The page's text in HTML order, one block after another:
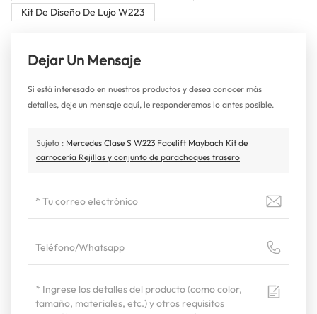
Kit De Diseño De Lujo W223
Dejar Un Mensaje
Si está interesado en nuestros productos y desea conocer más
detalles, deje un mensaje aquí, le responderemos lo antes posible.
Sujeto : Mercedes Clase S W223 Facelift Maybach Kit de
carrocería Rejillas y conjunto de parachoques trasero